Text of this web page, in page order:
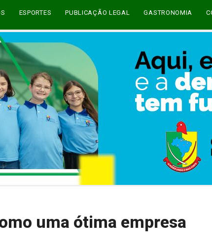
ESPORTES PUBLICAÇÃO LEGAL GASTRONOMIA
uma ótima empresa